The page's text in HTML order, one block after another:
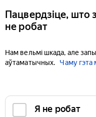
Пацвердзіце, што
не робат
Нам вельмі шкада, але
аўтаматычных.
Чаму гэта
Я не робат